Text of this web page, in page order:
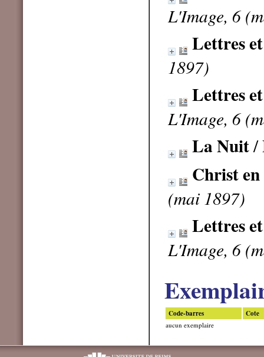
L'Image, 6
Lettres
1897)
Lettres
L'Image, 6
La Nuit/
Christ
(mai 1897)
Lettres
L'Image, 6
Code-barres Cote
aucun exemplaire